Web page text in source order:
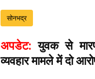
सोनभद्र
अपडेट: युवक से
व्यवहार मामले में दो